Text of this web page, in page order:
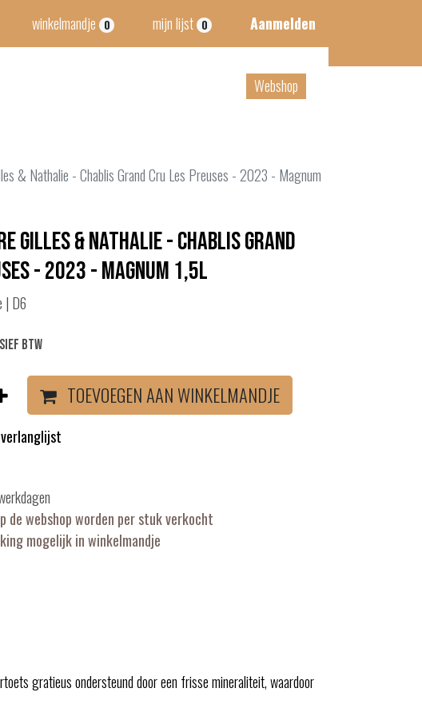
winkelmandje 0 mijn lijst 0 Aanmelden
Webshop
& Nathalie - Chablis Grand Cru Les Preuses - 2023 - Magnum
Gilles & Nathalie - Chablis Grand
- 2023 - Magnum 1,5L
| D6
btw
TOEVOEGEN AAN WINKELMANDJE
de webshop worden per stuk verkocht
mogelijk in winkelmandje
gratieus ondersteund door een frisse mineraliteit, waardoor